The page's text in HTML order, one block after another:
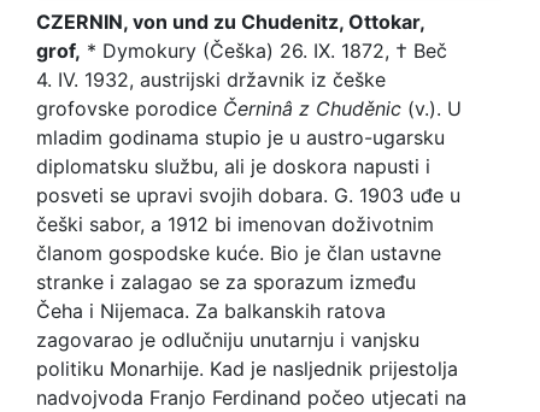
CZERNIN, von und zu Chudenitz, Ottokar,
grof, * Dymokury (Češka) 26. IX. 1872, † Beč
4. IV. 1932, austrijski državnik iz češke
grofovske porodice Černinâ z Chuděnic (v.). U
mladim godinama stupio je u austro-ugarsku
diplomatsku službu, ali je doskora napusti i
posveti se upravi svojih dobara. G. 1903 uđe u
češki sabor, a 1912 bi imenovan doživotnim
članom gospodske kuće. Bio je član ustavne
stranke i zalagao se za sporazum između
Čeha i Nijemaca. Za balkanskih ratova
zagovarao je odlučniju unutarnju i vanjsku
politiku Monarhije. Kad je nasljednik prijestolja
nadvojvoda Franjo Ferdinand počeo utjecati na